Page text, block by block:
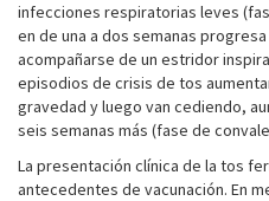
infecciones respiratorias leves
en de una a dos semanas
acompañarse de un estridor
episodios de crisis de tos
gravedad y luego van cediendo,
seis semanas más (fase de
La presentación clínica de la tos
antecedentes de vacunación. En